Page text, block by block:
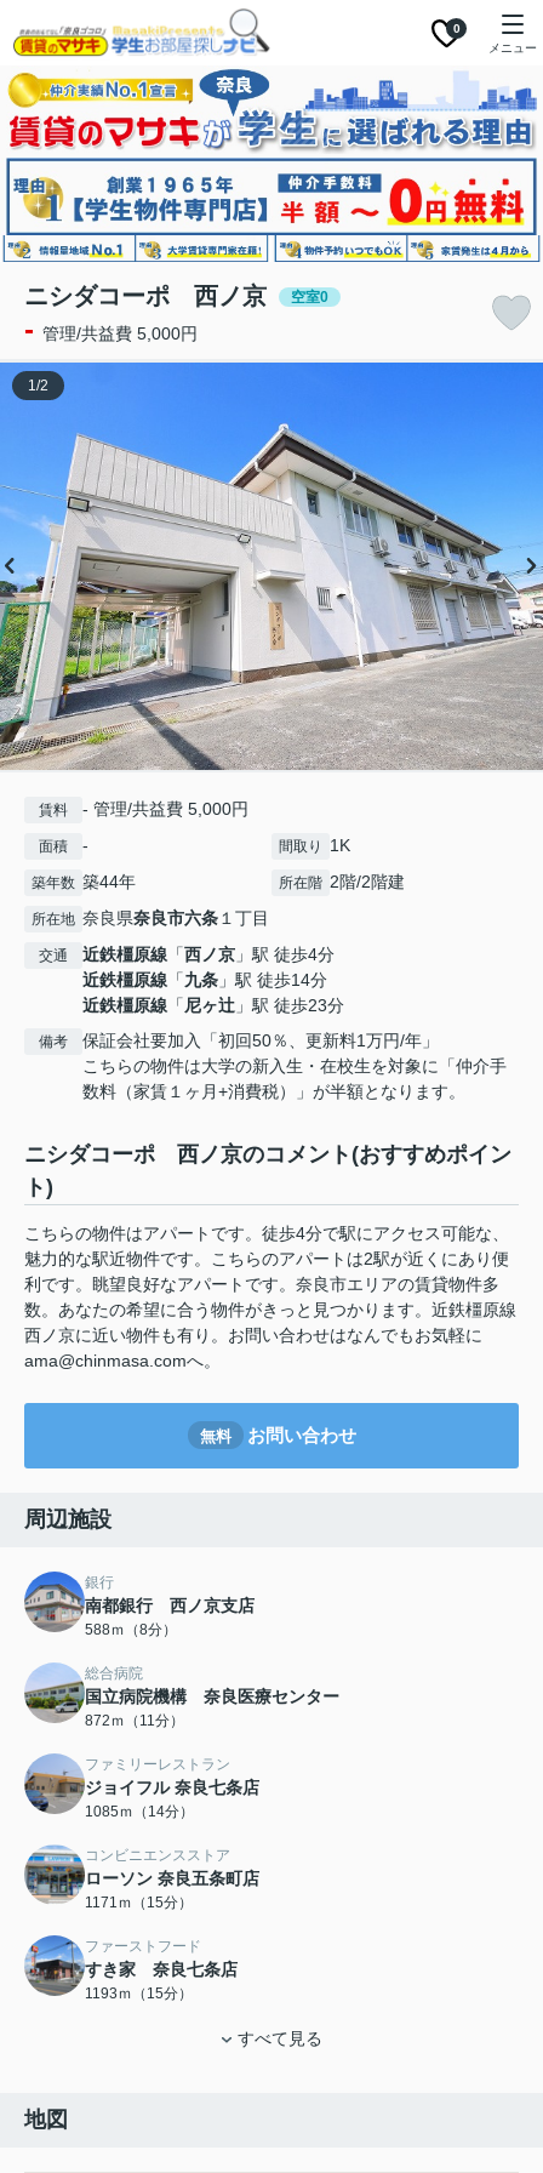
0
メニュー
ニシダコーポ 西ノ京 空室0
- 管理/共益費 5,000円
1/2
賃料 - 管理/共益費 5,000円
面積 - 間取り 1K
築年数 築44年 所在階 2階/2階建
所在地 奈良県奈良市六条 １丁目
交通 近鉄橿原線 「西ノ京 」駅 徒歩4分
近鉄橿原線 「九条 」駅 徒歩14分
近鉄橿原線 「 尼ヶ辻 」駅 徒歩23分
備考
保証会社要加入「初回50％、更新料1万円/年」
こちらの物件は大学の新入生・在校生を対象に「仲介手
数料（家賃１ヶ月+消費税）」が半額となります。
ニシダコーポ 西ノ京のコメント(おすすめポイン
ト)
こちらの物件はアパートです。徒歩4分で駅にアクセス可能な、
魅力的な駅近物件です。こちらのアパートは2駅が近くにあり便
利です。眺望良好なアパートです。奈良市エリアの賃貸物件多
数。あなたの希望に合う物件がきっと見つかります。近鉄橿原線
西ノ京に近い物件も有り。お問い合わせはなんでもお気軽に
ama@chinmasa.comへ。
無料 お問い合わせ
周辺施設
銀行
南都銀行 西ノ京支店
588ｍ（8分）
総合病院
国立病院機構 奈良医療センター
872ｍ（11分）
ファミリーレストラン
ジョイフル 奈良七条店
1085ｍ（14分）
コンビニエンスストア
ローソン 奈良五条町店
1171ｍ（15分）
ファーストフード
すき家 奈良七条店
1193ｍ（15分）
すべて見る
地図